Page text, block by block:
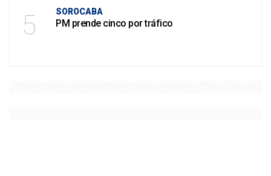
5 SOROCABA
PM prende cinco por tráfico